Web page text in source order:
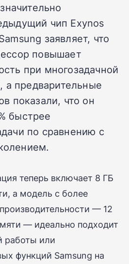
чип Exynos
заявляет, что
повышает
при многозадачной
а предварительные
показали, что он
быстрее
по сравнению с
теперь включает 8 ГБ
а модель с более
— 12
— идеально подходит
работы или
функций Samsung на